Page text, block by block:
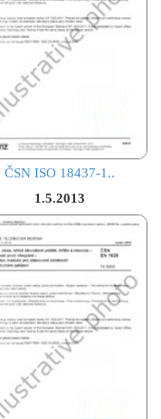
ČSN ISO 18437-1..
1.5.2013